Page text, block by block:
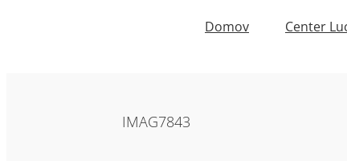
Domov Center
IMAG7843